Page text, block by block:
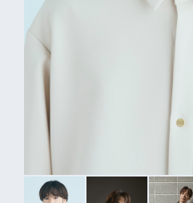
オンライン・ショップ
Facebook